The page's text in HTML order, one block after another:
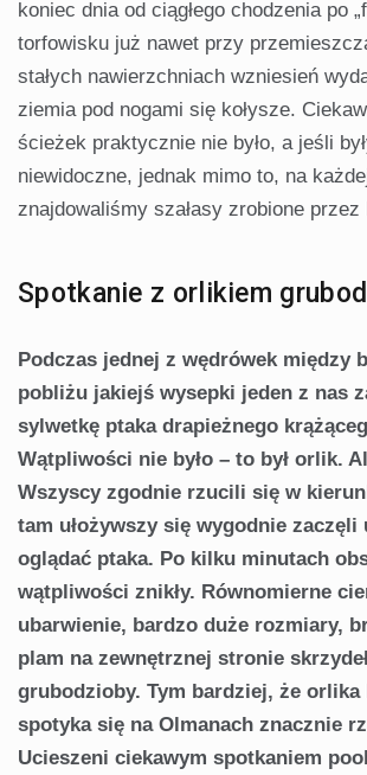
koniec dnia od ciągłego chodzenia po
torfowisku już nawet przy
stałych nawierzchniach wzniesień
ziemia pod nogami się kołysze.
ścieżek praktycznie nie było, a jeśli
niewidoczne, jednak mimo to, na
znajdowa­liśmy szałasy zrobione przez
Spotkanie z orlikiem
Podczas jednej z wędrówek między
pobli­żu jakiejś wysepki jeden z nas
sylwetkę ptaka drapieżnego
Wątpliwości nie było – to był orlik.
Wszyscy zgodnie rzucili się w
tam ułożywszy się wygodnie za­częli
oglądać ptaka. Po kilku minutach
wątpliwości znikły. Równomierne
ubarwienie, bardzo duże rozmiary,
plam na zewnętrznej stronie
grubodzioby. Tym bardziej, że
spotyka się na Olmanach znacznie
Ucieszeni ciekawym spotkaniem